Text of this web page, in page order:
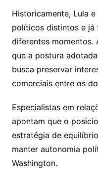
Historicamente, Lula
políticos distintos e já
diferentes momentos.
que a postura
busca preservar
comerciais entre os
Especialistas em
apontam que o
estratégia de
manter autonomia
Washington.